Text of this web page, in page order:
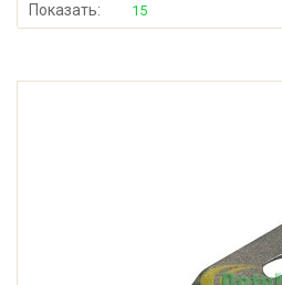
Показать: 15